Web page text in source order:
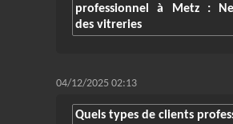
professionnel à Metz :
des vitreries
04/12/2025 02:13
Quels types de clients